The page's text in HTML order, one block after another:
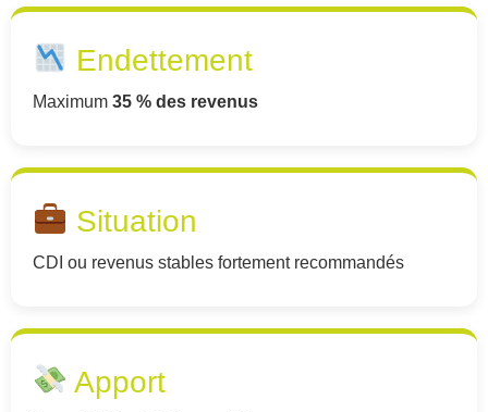
Endettement
Maximum 35 % des revenus
Situation
CDI ou revenus stables fortement recommandés
Apport